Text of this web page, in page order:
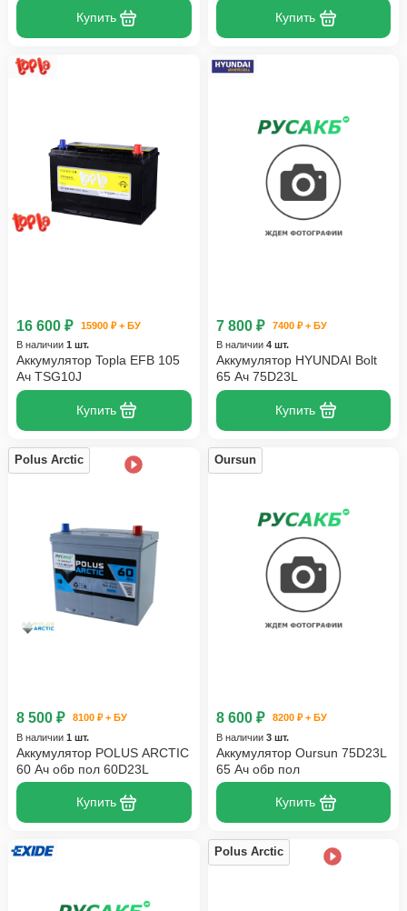
Купить Купить
16 600 ₽
15900 ₽ + БУ
В наличии 1 шт.
Аккумулятор Topla EFB 105
Ач TSG10J
Купить
7 800 ₽
7400 ₽ + БУ
В наличии 4 шт.
Аккумулятор HYUNDAI Bolt
65 Ач 75D23L
Купить
Polus Arctic
8 500 ₽
8100 ₽ + БУ
В наличии 1 шт.
Аккумулятор POLUS ARCTIC
60 Ач обр пол 60D23L
Купить
Oursun
8 600 ₽
8200 ₽ + БУ
В наличии 3 шт.
Аккумулятор Oursun 75D23L
65 Ач обр пол
Купить
Polus Arctic